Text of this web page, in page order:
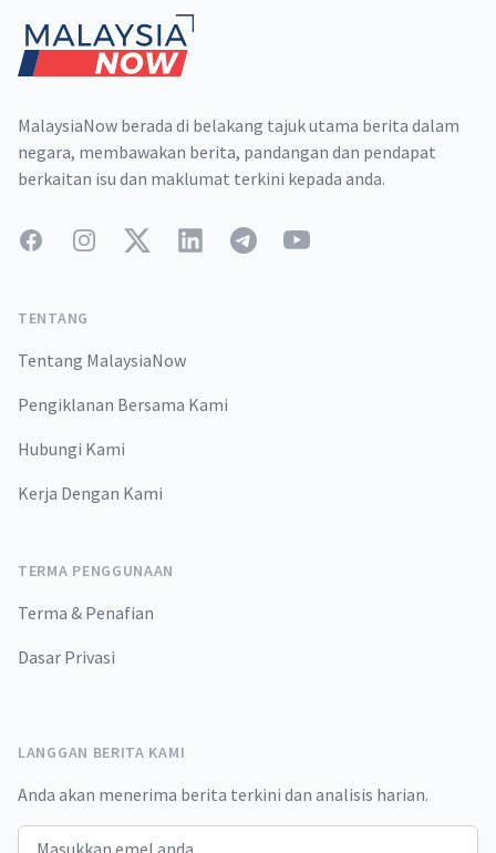
MalaysiaNow berada di belakang tajuk utama berita dalam
negara, membawakan berita, pandangan dan pendapat
berkaitan isu dan maklumat terkini kepada anda.
FacebookInstagramTwitterLinkedInTelegramYouTube
TENTANG
Tentang MalaysiaNow
Pengiklanan Bersama Kami
Hubungi Kami
Kerja Dengan Kami
TERMA PENGGUNAAN
Terma & Penafian
Dasar Privasi
LANGGAN BERITA KAMI
Anda akan menerima berita terkini dan analisis harian.
Email address